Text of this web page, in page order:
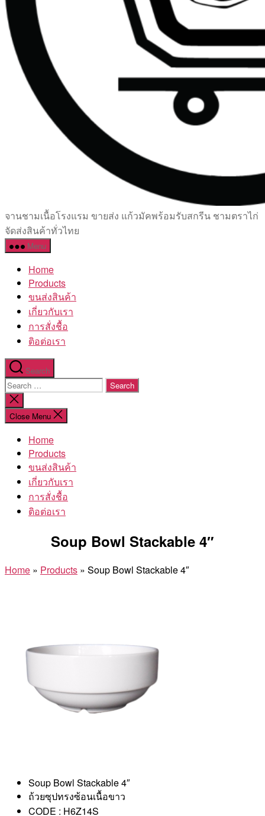
เซรามิค
ครบ
ครัน
โรงงาน
จานชามเนื้อโรงแรม ขายส่ง แก้วมัคพร้อมรับสกรีน ชามตราไก่
จัดส่งสินค้าทั่วไทย
Menu
Home
Products
ขนส่งสินค้า
เกี่ยวกับเรา
การสั่งชื้อ
ติอต่อเรา
Search
Search
for:
Close
search
Close Menu
Home
Products
ขนส่งสินค้า
เกี่ยวกับเรา
การสั่งชื้อ
ติอต่อเรา
Soup Bowl Stackable 4″
Home » Products » Soup Bowl Stackable 4″
Soup Bowl Stackable 4″
ถ้วยซุปทรงซ้อนเนื้อขาว
CODE : H6Z14S